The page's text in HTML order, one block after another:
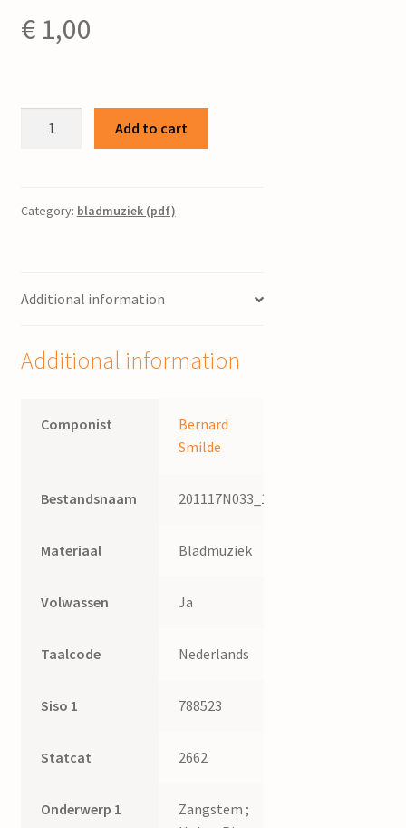
€1,00
beloften
quantity
Add to cart
Category: bladmuziek (pdf)
Additional information
Additional information
Componist
Bernard
Smilde
Bestandsnaam 201117N033_1
Materiaal Bladmuziek
Volwassen Ja
Taalcode Nederlands
Siso 1 788523
Statcat 2662
Onderwerp 1
Zangstem ;